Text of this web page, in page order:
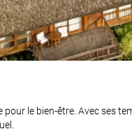
le bien-être. Avec ses